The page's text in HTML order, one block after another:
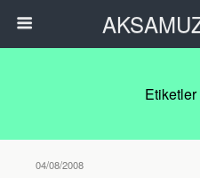
Etiketler
04/08/2008